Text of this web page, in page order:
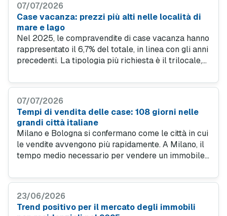
cui il prezzo al metro quadro degli immobili ha
registrato un incremento del 5,5% rispetto allo
stesso periodo dell'anno precedente.
07/07/2026
Case vacanza: prezzi più alti nelle località di
mare e lago
Nel 2025, le compravendite di case vacanza hanno
rappresentato il 6,7% del totale, in linea con gli anni
precedenti. La tipologia più richiesta è il trilocale,
soluzioni indipendenti (27,9%) e bilocali (23,5%). Si
abitazioni indipendenti, con una domanda che si
orienta prevalentemente verso immobili con vista
mare o lago, dotati di spazi esterni fruibili e situati
in prossimità delle spiagge.
07/07/2026
Tempi di vendita delle case: 108 giorni nelle
grandi città italiane
Milano e Bologna si confermano come le città in cui
le vendite avvengono più rapidamente. A Milano, il
tempo medio necessario per vendere un immobile
Sebbene entrambe le città abbiano registrato un
di 5 e 12 giorni - rimangono comunque al di sotto
della media nazionale.
23/06/2026
Trend positivo per il mercato degli immobili